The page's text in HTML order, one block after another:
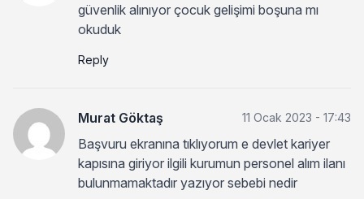
güvenlik alınıyor çocuk gelişimi boşuna mı
okuduk
Reply
Murat Göktaş 11 Ocak 2023 - 17:43
Başvuru ekranına tıklıyorum e devlet kariyer
kapısına giriyor ilgili kurumun personel alım ilanı
bulunmamaktadır yazıyor sebebi nedir